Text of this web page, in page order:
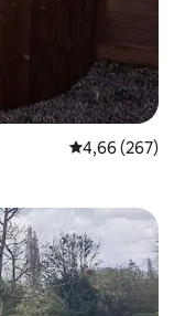
4,66 de uma
4,66 (267)